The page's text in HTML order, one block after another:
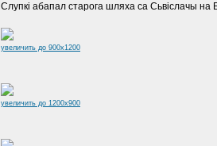
Слупкі абапал старога шляха са Сьвіслачы на
увеличить до 900x1200
увеличить до 1200x900